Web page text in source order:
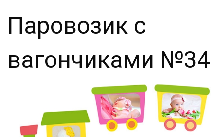
Паровозик с
вагончиками №34